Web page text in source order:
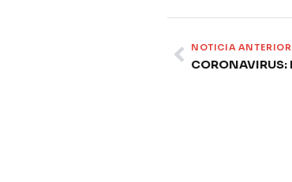
Prev
NOTICIA ANTERIOR